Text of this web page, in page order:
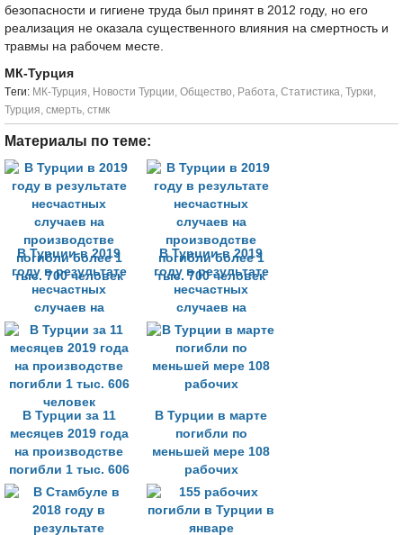
безопасности и гигиене труда был принят в 2012 году, но его
реализация не оказала существенного влияния на смертность и
травмы на рабочем месте.
МК-Турция
Tеги: МК-Турция, Новости Турции, Общество, Работа, Статистика, Турки,
Турция, смерть, стмк
Материалы по теме:
В Турции в 2019
году в результате
несчастных
случаев на
производстве
погибли более 1
тыс. 700 человек
В Турции в 2019
году в результате
несчастных
случаев на
производстве
погибли более 1
тыс. 700 человек
В Турции за 11
месяцев 2019 года
на производстве
погибли 1 тыс. 606
человек
В Турции в марте
погибли по
меньшей мере 108
рабочих